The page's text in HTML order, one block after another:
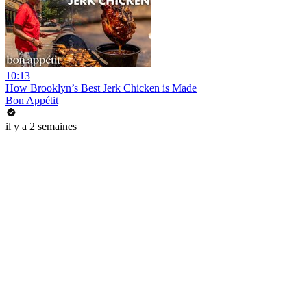
10:13
How Brooklyn’s Best Jerk Chicken is Made
Bon Appétit
il y a 2 semaines